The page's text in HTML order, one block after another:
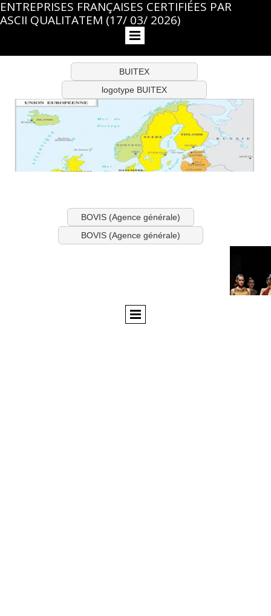
ENTREPRISES FRANÇAISES CERTIFIÉES PAR
ASCII QUALITATEM (17/ 03/ 2026)
BUITEX
logotype BUITEX
BOVIS (Agence générale)
BOVIS (Agence générale)